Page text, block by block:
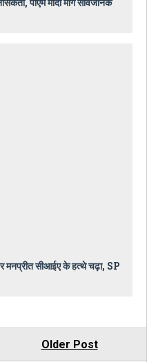
मनप्रीत सीआईए के हत्थे चढ़ा, SP
Older Post